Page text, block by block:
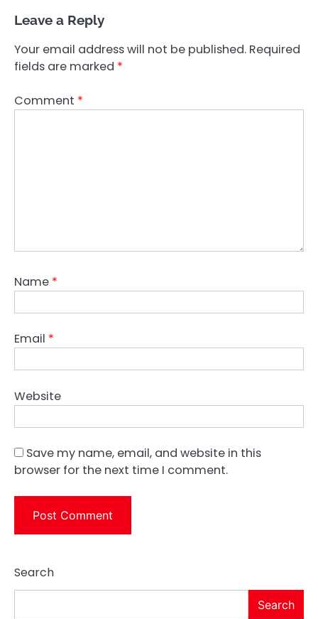
Leave a Reply
Your email address will not be published. Required
fields are marked *
Comment *
Name *
Email *
Website
Save my name, email, and website in this
browser for the next time I comment.
Search
Search